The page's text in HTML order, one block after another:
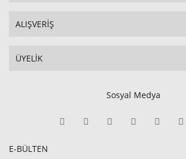
ALIŞVERİŞ
ÜYELİK
Sosyal Medya
E-BÜLTEN